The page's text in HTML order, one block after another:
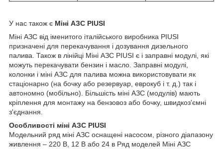
У нас також є Міні АЗС PIUSI
Міні АЗС від іменитого італійського виробника PIUSI
призначені для перекачування і дозування дизельного
палива. Також в лінійці Міні АЗС PIUSI є і заправні модулі, які
можуть перекачувати бензин і масло. Заправні модулі,
колонки і міні АЗС для палива можна використовувати як
стаціонарно (на бочку або резервуар, еврокуб і т. д.) так і
автономно (мобільно). Більшість міні АЗС (модулів) мають
кріплення для монтажу на бензовоз або бочку, швидкоз'ємні
з'єднання.
Особливості міні АЗС PIUSI
Модельний ряд міні АЗС оснащені насосом, різного діапазону
живлення – 220 В, 12 В або 24 в Ряд моделей Міні АЗС